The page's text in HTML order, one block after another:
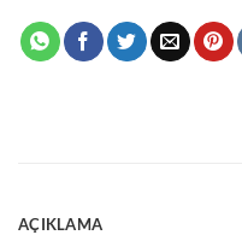
AÇIKLAMA